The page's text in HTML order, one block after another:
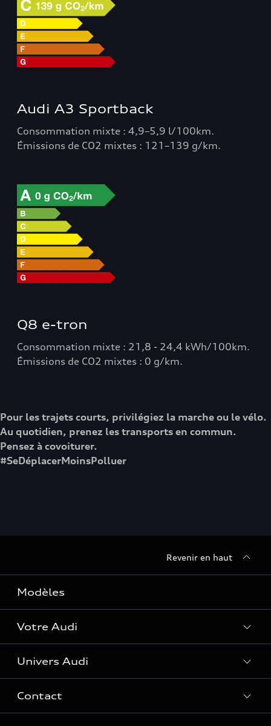
Audi A3 Sportback
Consommation mixte : 4,9–5,9 l/100km.
Émissions de CO2 mixtes : 121–139 g/km.
Q8 e-tron
Consommation mixte : 21,8 - 24,4 kWh/100km.
Émissions de CO2 mixtes : 0 g/km.
Pour les trajets courts, privilégiez la marche ou le vélo.
Au quotidien, prenez les transports en commun.
Pensez à covoiturer.
#SeDéplacerMoinsPolluer
Revenir en haut
Modèles
Votre Audi
Entretenir et réparer mon Audi
Accessoires et équipements
Functions on Demand
Univers Audi
Histoire du progrès
Contact